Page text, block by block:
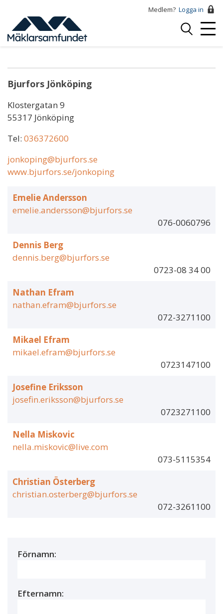
huvudinnehåll
Medlem? Logga in
Logga
Emelie Andersson
Bjurfors Jönköping
Klostergatan 9
55317 Jönköping
Tel: 036372600
jonkoping@bjurfors.se
www.bjurfors.se/jonkoping
Emelie Andersson
emelie.andersson@bjurfors.se
076-0060796
Dennis Berg
dennis.berg@bjurfors.se
0723-08 34 00
Nathan Efram
nathan.efram@bjurfors.se
072-3271100
Mikael Efram
mikael.efram@bjurfors.se
0723147100
Josefine Eriksson
josefin.eriksson@bjurfors.se
0723271100
Nella Miskovic
nella.miskovic@live.com
073-5115354
Christian Österberg
christian.osterberg@bjurfors.se
072-3261100
Förnamn:
Efternamn: